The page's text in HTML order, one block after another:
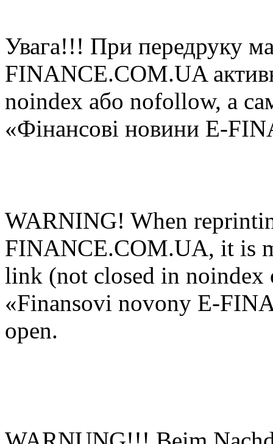
Увага!!! При передруку
FINANCE.COM.UA
noindex або nofollow, а
«Фінансові новини E-
WARNING! When
FINANCE.COM.UA, it is
link (not closed in
«Finansovi novony E-
open.